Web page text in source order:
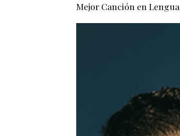
Mejor Canción en